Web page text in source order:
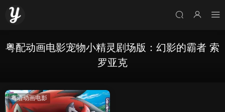
粤配动画电影宠物小精灵剧场版：幻影的霸者 索
罗亚克
粤语动画电影